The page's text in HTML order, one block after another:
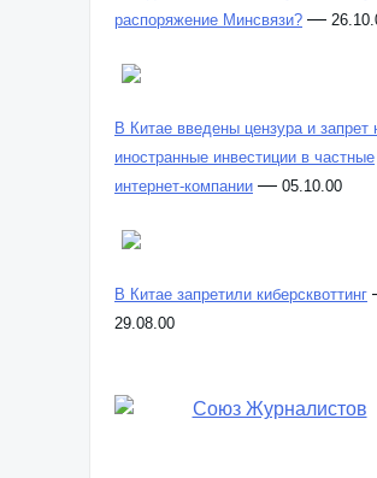
распоряжение Минсвязи? —
В Китае введены цензура и запрет
иностранные инвестиции в частные
интернет-компании — 05.10.00
В Китае запретили киберсквоттинг
29.08.00